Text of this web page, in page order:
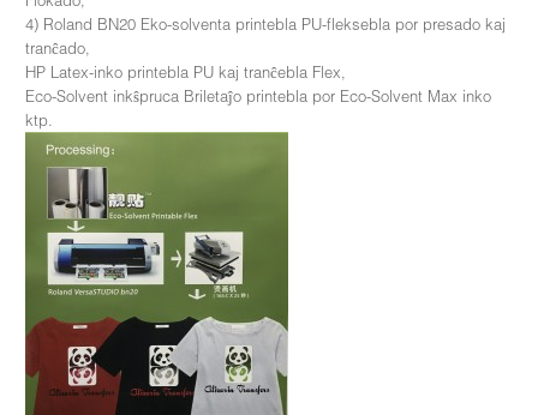
4) Roland BN20 Eko-solventa printebla PU-fleksebla por presado kaj
tranĉado,
HP Latex-inko printebla PU kaj tranĉebla Flex,
Eco-Solvent inkŝpruca Briletaĵo printebla por Eco-Solvent Max inko
ktp.